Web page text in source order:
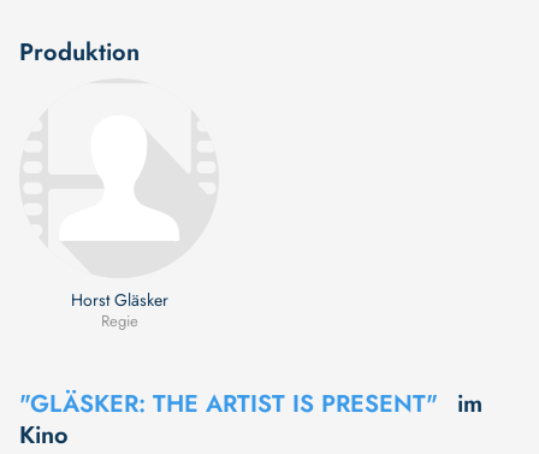
Produktion
Horst Gläsker
Regie
"GLÄSKER: THE ARTIST IS PRESENT"
im
Kino